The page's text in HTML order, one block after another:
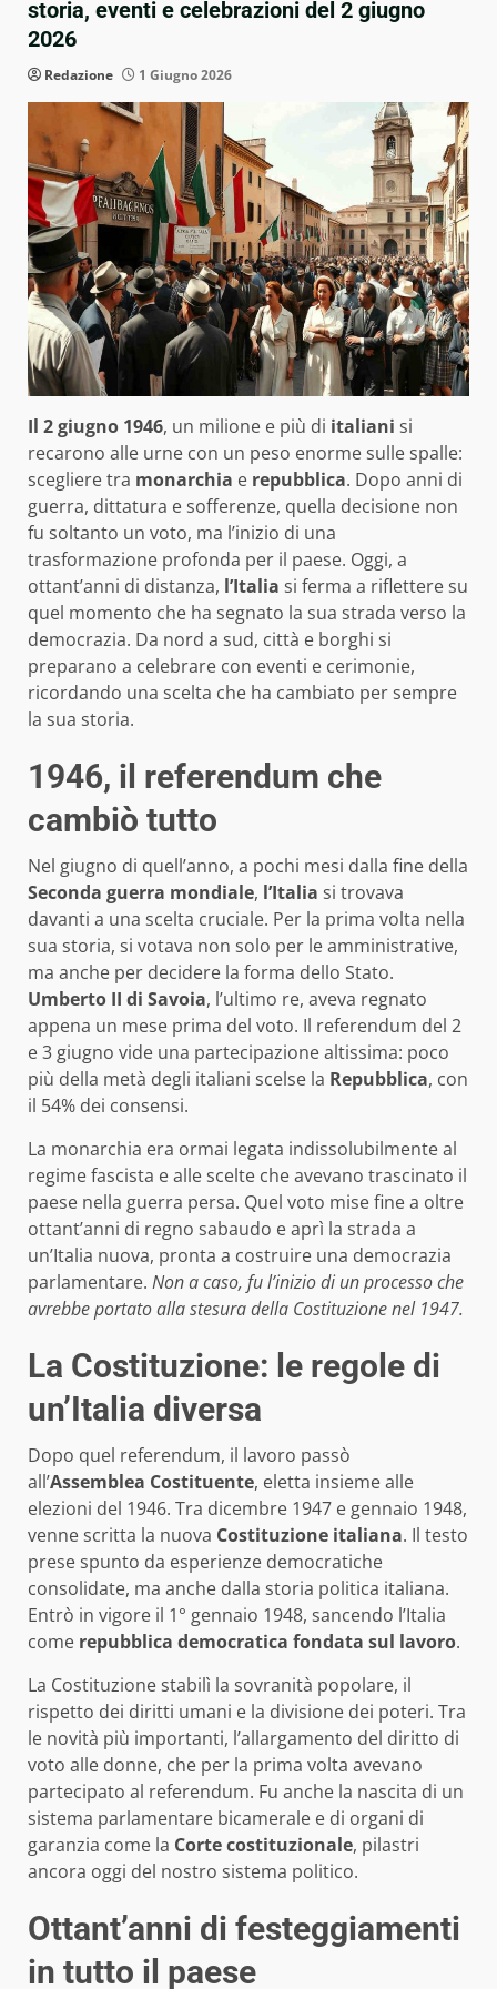
storia, eventi e celebrazioni del 2 giugno
2026
Redazione 1 Giugno 2026
Il 2 giugno 1946, un milione e più di italiani si
recarono alle urne con un peso enorme sulle spalle:
scegliere tra monarchia e repubblica. Dopo anni di
guerra, dittatura e sofferenze, quella decisione non
fu soltanto un voto, ma l’inizio di una
trasformazione profonda per il paese. Oggi, a
ottant’anni di distanza, l’Italia si ferma a riflettere su
quel momento che ha segnato la sua strada verso la
democrazia. Da nord a sud, città e borghi si
preparano a celebrare con eventi e cerimonie,
ricordando una scelta che ha cambiato per sempre
la sua storia.
1946, il referendum che
cambiò tutto
Nel giugno di quell’anno, a pochi mesi dalla fine della
Seconda guerra mondiale, l’Italia si trovava
davanti a una scelta cruciale. Per la prima volta nella
sua storia, si votava non solo per le amministrative,
ma anche per decidere la forma dello Stato.
Umberto II di Savoia, l’ultimo re, aveva regnato
appena un mese prima del voto. Il referendum del 2
e 3 giugno vide una partecipazione altissima: poco
più della metà degli italiani scelse la Repubblica, con
il 54% dei consensi.
La monarchia era ormai legata indissolubilmente al
regime fascista e alle scelte che avevano trascinato il
paese nella guerra persa. Quel voto mise fine a oltre
ottant’anni di regno sabaudo e aprì la strada a
un’Italia nuova, pronta a costruire una democrazia
parlamentare. Non a caso, fu l’inizio di un processo che
avrebbe portato alla stesura della Costituzione nel 1947.
La Costituzione: le regole di
un’Italia diversa
Dopo quel referendum, il lavoro passò
all’Assemblea Costituente, eletta insieme alle
elezioni del 1946. Tra dicembre 1947 e gennaio 1948,
venne scritta la nuova Costituzione italiana. Il testo
prese spunto da esperienze democratiche
consolidate, ma anche dalla storia politica italiana.
Entrò in vigore il 1° gennaio 1948, sancendo l’Italia
come repubblica democratica fondata sul lavoro.
La Costituzione stabilì la sovranità popolare, il
rispetto dei diritti umani e la divisione dei poteri. Tra
le novità più importanti, l’allargamento del diritto di
voto alle donne, che per la prima volta avevano
partecipato al referendum. Fu anche la nascita di un
sistema parlamentare bicamerale e di organi di
garanzia come la Corte costituzionale, pilastri
ancora oggi del nostro sistema politico.
Ottant’anni di festeggiamenti
in tutto il paese